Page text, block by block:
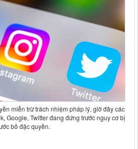
miễn trừ trách nhiệm pháp lý, giờ đây các
Google, Twitter đang đứng trước nguy cơ bị
bỏ đặc quyền.